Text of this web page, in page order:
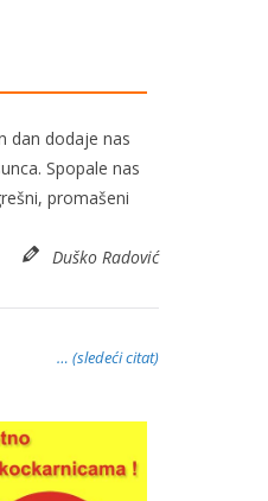
dan dodaje nas
Spopale nas
promašeni
Duško Radović
… (sledeći citat)